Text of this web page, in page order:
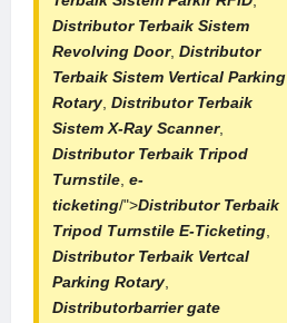
Distributor Terbaik Sistem
Revolving Door, Distributor
Terbaik Sistem Vertical Parking
Rotary, Distributor Terbaik
Sistem X-Ray Scanner,
Distributor Terbaik Tripod
Turnstile, e-
ticketing/">Distributor Terbaik
Tripod Turnstile E-Ticketing,
Distributor Terbaik Vertcal
Parking Rotary,
Distributorbarrier gate